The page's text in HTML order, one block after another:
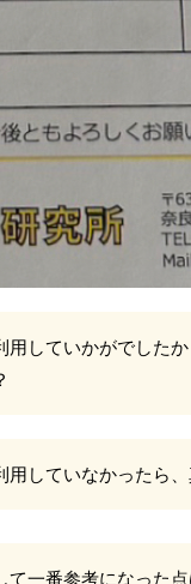
していかがでした
していなかったら
一番参考になった